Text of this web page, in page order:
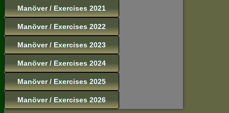
Manöver / Exercises 2021
Manöver / Exercises 2022
Manöver / Exercises 2023
Manöver / Exercises 2024
Manöver / Exercises 2025
Manöver / Exercises 2026